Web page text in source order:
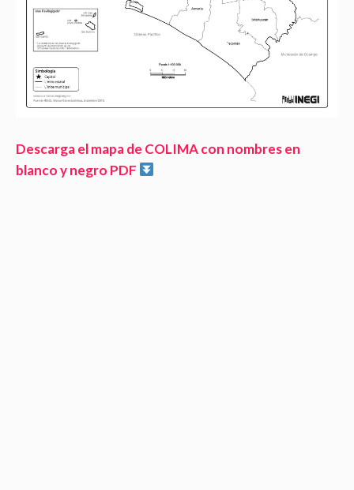
Descarga el mapa de COLIMA con nombres en
blanco y negro PDF